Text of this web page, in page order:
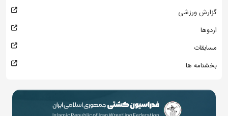
گزارش ورزشی
اردوها
مسابقات
بخشنامه ها